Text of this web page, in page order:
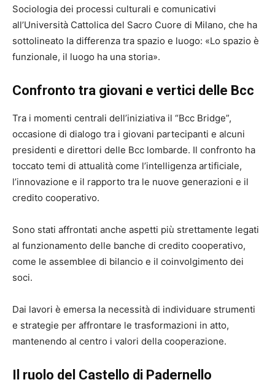
Sociologia dei processi culturali e comunicativi
all’Università Cattolica del Sacro Cuore di Milano, che ha
sottolineato la differenza tra spazio e luogo: «Lo spazio è
funzionale, il luogo ha una storia».
Confronto tra giovani e vertici delle Bcc
Tra i momenti centrali dell’iniziativa il “Bcc Bridge”,
occasione di dialogo tra i giovani partecipanti e alcuni
presidenti e direttori delle Bcc lombarde. Il confronto ha
toccato temi di attualità come l’intelligenza artificiale,
l’innovazione e il rapporto tra le nuove generazioni e il
credito cooperativo.
Sono stati affrontati anche aspetti più strettamente legati
al funzionamento delle banche di credito cooperativo,
come le assemblee di bilancio e il coinvolgimento dei
soci.
Dai lavori è emersa la necessità di individuare strumenti
e strategie per affrontare le trasformazioni in atto,
mantenendo al centro i valori della cooperazione.
Il ruolo del Castello di Padernello